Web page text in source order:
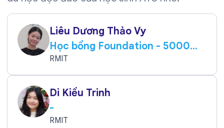
Liêu Dương Thảo Vy
Học bổng Foundation - 5000
AUD
RMIT
Di Kiều Trinh
-
RMIT